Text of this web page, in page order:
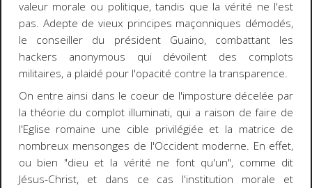
valeur morale ou politique, tandis que la vérité ne l'est
pas. Adepte de vieux principes maçonniques démodés,
le conseiller du président Guaino, combattant les
hackers anonymous qui dévoilent des complots
militaires, a plaidé pour l'opacité contre la transparence.
On entre ainsi dans le coeur de l'imposture décelée par
la théorie du complot illuminati, qui a raison de faire de
l'Eglise romaine une cible privilégiée et la matrice de
nombreux mensonges de l'Occident moderne. En effet,
ou bien "dieu et la vérité ne font qu'un", comme dit
Jésus-Christ, et dans ce cas l'institution morale et